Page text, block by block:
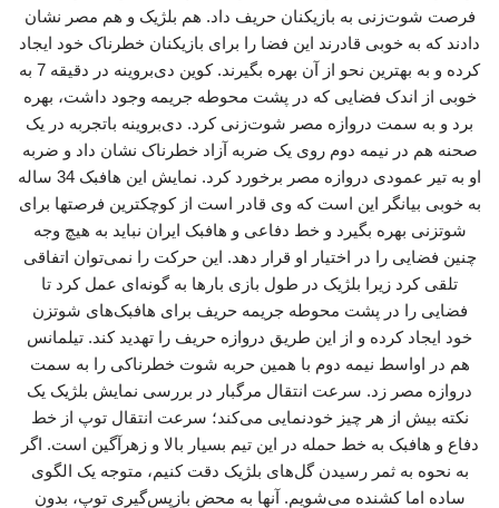
فرصت شوت‌زنی به بازیکنان حریف داد. هم بلژیک و هم مصر نشان
دادند که به خوبی قادرند این فضا را برای بازیکنان خطرناک خود ایجاد
کرده و به بهترین نحو از آن بهره بگیرند. کوین دی‌بروینه در دقیقه 7 به
خوبی از اندک فضایی که در پشت محوطه جریمه وجود داشت، بهره
برد و به سمت دروازه مصر شوت‌زنی کرد. دی‌بروینه باتجربه در یک
صحنه هم در نیمه دوم روی یک ضربه آزاد خطرناک نشان داد و ضربه
او به تیر عمودی دروازه مصر برخورد کرد. نمایش این هافبک 34 ساله
به خوبی بیانگر این است که وی قادر است از کوچکترین فرصتها برای
شوتزنی بهره بگیرد و خط دفاعی و هافبک ایران نباید به هیچ وجه
چنین فضایی را در اختیار او قرار دهد. این حرکت را نمی‌توان اتفاقی
تلقی کرد زیرا بلژیک در طول بازی بارها به گونه‌ای عمل کرد تا
فضایی را در پشت محوطه جریمه حریف برای هافبک‌های شوتزن
خود ایجاد کرده و از این طریق دروازه حریف را تهدید کند. تیلمانس
هم در اواسط نیمه دوم با همین حربه شوت خطرناکی را به سمت
دروازه مصر زد. سرعت انتقال مرگبار در بررسی نمایش بلژیک یک
نکته بیش از هر چیز خودنمایی می‌کند؛ سرعت انتقال توپ از خط
دفاع و هافبک به خط حمله در این تیم بسیار بالا و زهرآگین است. اگر
به نحوه به ثمر رسیدن گل‌های بلژیک دقت کنیم، متوجه یک الگوی
ساده اما کشنده می‌شویم. آنها به محض بازپس‌گیری توپ، بدون